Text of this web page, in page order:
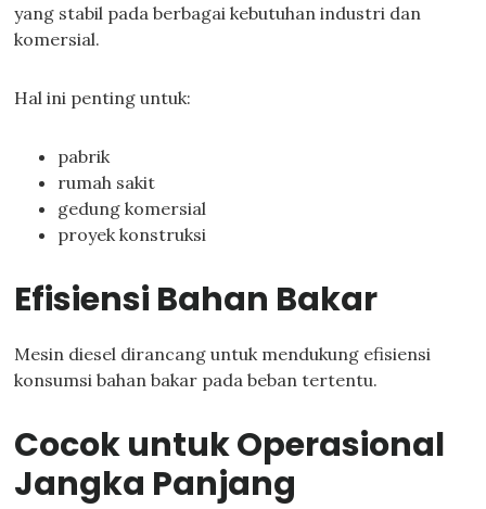
yang stabil pada berbagai kebutuhan industri dan
komersial.
Hal ini penting untuk:
pabrik
rumah sakit
gedung komersial
proyek konstruksi
Efisiensi Bahan Bakar
Mesin diesel dirancang untuk mendukung efisiensi
konsumsi bahan bakar pada beban tertentu.
Cocok untuk Operasional
Jangka Panjang